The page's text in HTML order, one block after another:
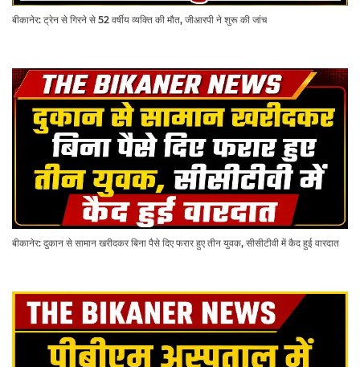
बीकानेर: ट्रेन से गिरने से 52 वर्षीय व्यक्ति की मौत, जीआरपी ने शुरू की जांच
बीकानेर: दुकान से सामान खरीदकर बिना पैसे दिए फरार हुए तीन युवक, सीसीटीवी में कैद हुई वारदात